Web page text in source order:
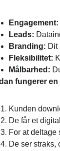
Engagement:
Leads:
Branding: Dit
Fleksibilitet:
Målbarhed:
fungerer
Kunden
De får et
For at deltage
De ser straks,